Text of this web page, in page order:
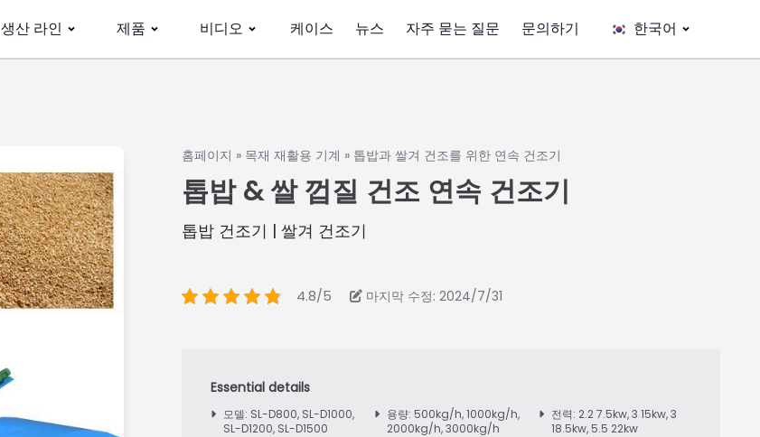
생산 라인 제품 비디오 케이스 뉴스 자주 묻는 질문 문의하기 한국어
홈페이지 » 목재 재활용 기계 » 톱밥과 쌀겨 건조를 위한 연속 건조기
톱밥 & 쌀 껍질 건조 연속 건조기
톱밥 건조기 | 쌀겨 건조기
4.8/5 마지막 수정: 2024/7/31
모델: SL-D800, SL-D1000,
SL-D1200, SL-D1500
용량: 500kg/h, 1000kg/h,
2000kg/h, 3000kg/h
전력: 2.2 7.5kw, 3 15kw, 3
18.5kw, 5.5 22kw